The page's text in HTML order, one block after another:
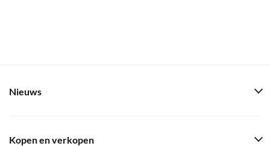
Nieuws
Kopen en verkopen